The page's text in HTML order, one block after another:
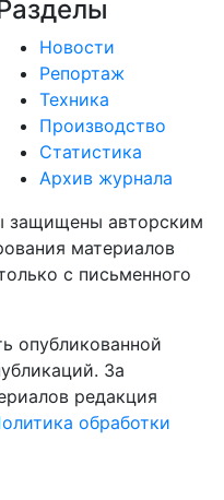
Новости
Репортаж
Техника
Производство
Статистика
Архив журнала
защищены авторским
материалов
с письменного
опубликованной
За
редакция
обработки